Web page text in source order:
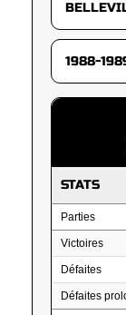
STATS
Parties
Victoires
Défaites
Défaites